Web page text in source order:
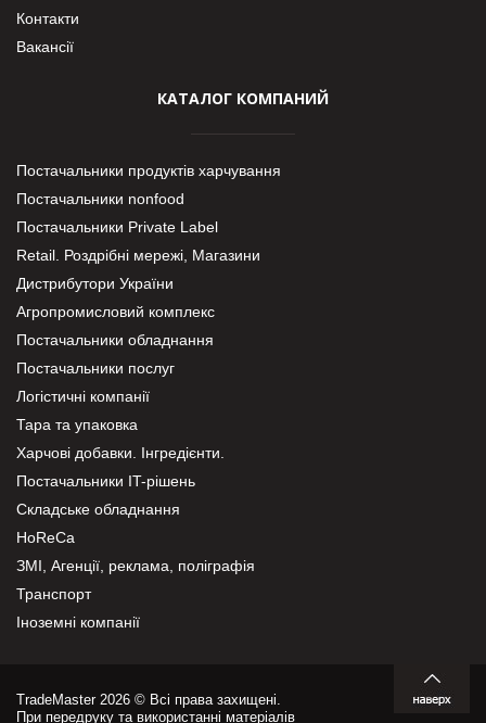
Контакти
Вакансії
КАТАЛОГ КОМПАНИЙ
Постачальники продуктів харчування
Постачальники nonfood
Постачальники Private Label
Retail. Роздрібні мережі, Магазини
Дистрибутори України
Агропромисловий комплекс
Постачальники обладнання
Постачальники послуг
Логістичні компанії
Тара та упаковка
Харчові добавки. Інгредієнти.
Постачальники IT-рішень
Складське обладнання
HoReCa
ЗМІ, Агенції, реклама, поліграфія
Транспорт
Іноземні компанії
TradeMaster 2026 © Всі права захищені.
При передруку та використанні матеріалів